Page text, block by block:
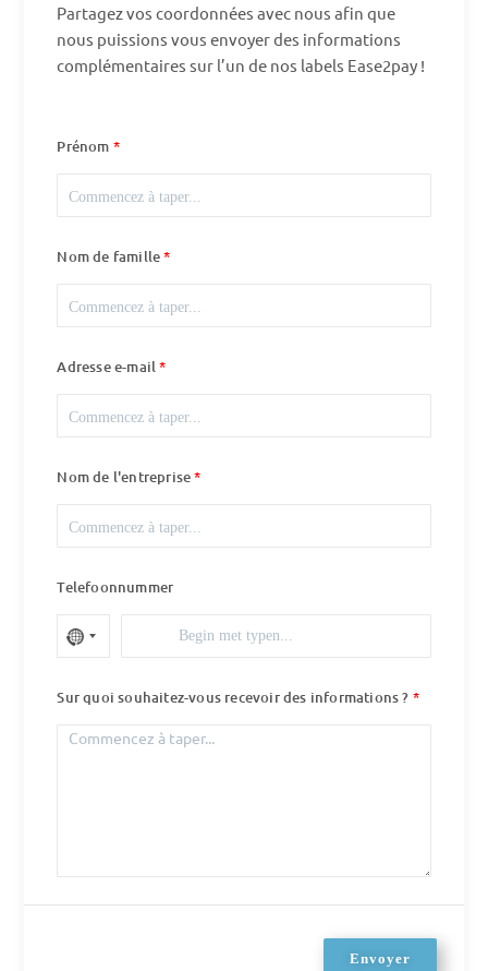
Partagez vos coordonnées avec nous afin que
nous puissions vous envoyer des informations
complémentaires sur l’un de nos labels Ease2pay !
Prénom
Nom de famille
Adresse e-mail
Nom de l'entreprise
Telefoonnummer
Sur quoi souhaitez-vous recevoir des informations ?
Envoyer